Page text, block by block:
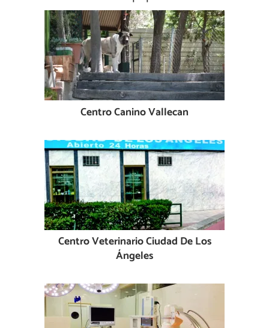
Centro Canino Vallecan
Centro Veterinario Ciudad De Los
Ángeles